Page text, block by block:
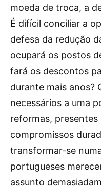
moeda de troca, a
É difícil conciliar a
defesa da redução
ocupará os postos
fará os descontos
durante mais anos?
necessários a uma
reformas, presentes
compromissos
transformar-se
portugueses
assunto